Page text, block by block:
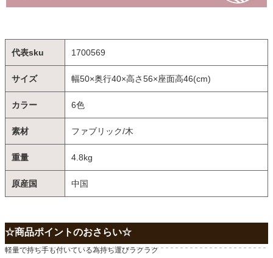
代表sku 1700569
サイズ 幅50×奥行40×高さ56×座面高46(cm)
カラー 6色
素材 ファブリック/木
重量 4.8kg
原産国 中国
☆商品ポイントのおさらい☆
軽量で持ち手も付いている為持ち運びラクラク